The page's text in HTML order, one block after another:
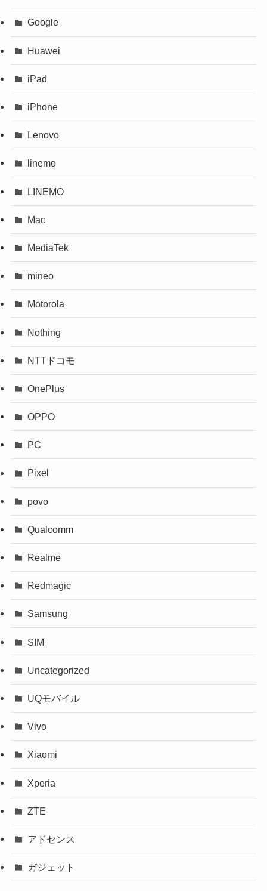
Google
Huawei
iPad
iPhone
Lenovo
linemo
LINEMO
Mac
MediaTek
mineo
Motorola
Nothing
NTTドコモ
OnePlus
OPPO
PC
Pixel
povo
Qualcomm
Realme
Redmagic
Samsung
SIM
Uncategorized
UQモバイル
Vivo
Xiaomi
Xperia
ZTE
アドセンス
ガジェット